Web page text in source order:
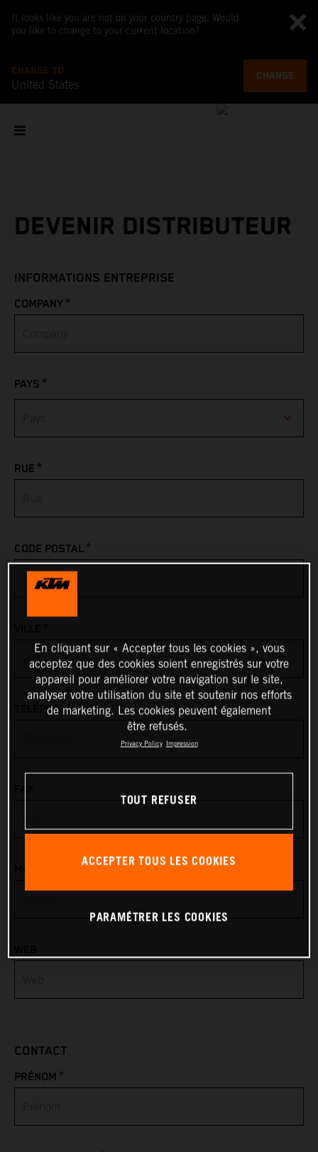
It looks like you are not on your country page. Would
you like to change to your current location?
CHANGE TO
United States
CHANGE
DEVENIR DISTRIBUTEUR
INFORMATIONS ENTREPRISE
COMPANY *
PAYS *
American Samoa
Anguilla
Antarctica
Argentina
Bangladesh
Belarus
RUE *
CODE POSTAL*
TÉLÉPHONE
CONTACT
PRÉNOM *
En cliquant sur « Accepter tous les cookies », vous
acceptez que des cookies soient enregistrés sur votre
appareil pour améliorer votre navigation sur le site,
analyser votre utilisation du site et soutenir nos efforts
de marketing. Les cookies peuvent également
être refusés.
Privacy Policy Impression
TOUT REFUSER
ACCEPTER TOUS LES COOKIES
PARAMÉTRER LES COOKIES